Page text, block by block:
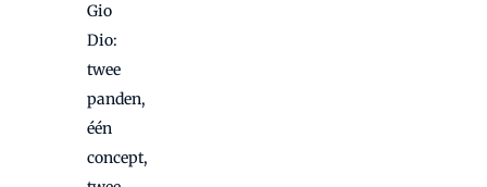
Gio
Dio:
twee
panden,
één
concept,